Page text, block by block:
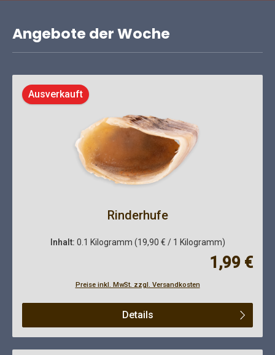
Angebote der Woche
Ausverkauft
Rinderhufe
Inhalt: 0.1 Kilogramm (19,90 € / 1 Kilogramm)
Regulärer
1,99 €
Preise inkl. MwSt. zzgl. Versandkosten
Details